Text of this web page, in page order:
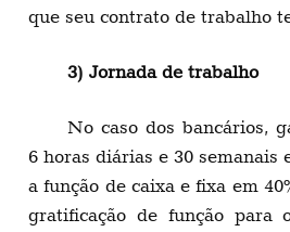
que seu contrato de trabalho
3) Jornada de trabalho
No caso dos bancários,
6 horas diárias e 30 semanais
a função de caixa e fixa em
gratificação de função para